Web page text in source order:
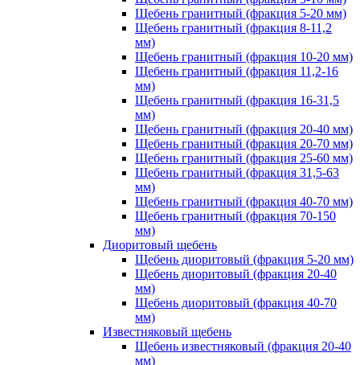
Щебень гранитный (фракция 5-20 мм)
Щебень гранитный (фракция 8-11,2
мм)
Щебень гранитный (фракция 10-20 мм)
Щебень гранитный (фракция 11,2-16
мм)
Щебень гранитный (фракция 16-31,5
мм)
Щебень гранитный (фракция 20-40 мм)
Щебень гранитный (фракция 20-70 мм)
Щебень гранитный (фракция 25-60 мм)
Щебень гранитный (фракция 31,5-63
мм)
Щебень гранитный (фракция 40-70 мм)
Щебень гранитный (фракция 70-150
мм)
Диоритовый щебень
Щебень диоритовый (фракция 5-20 мм)
Щебень диоритовый (фракция 20-40
мм)
Щебень диоритовый (фракция 40-70
мм)
Известняковый щебень
Щебень известняковый (фракция 20-40
мм)